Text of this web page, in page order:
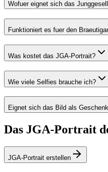
Wofuer eignet sich das
Funktioniert es fuer den
Was kostet das JGA-Portrait?
Wie viele Selfies brauche ich?
Eignet sich das Bild als
Das JGA-Portrait
JGA-Portrait erstellen